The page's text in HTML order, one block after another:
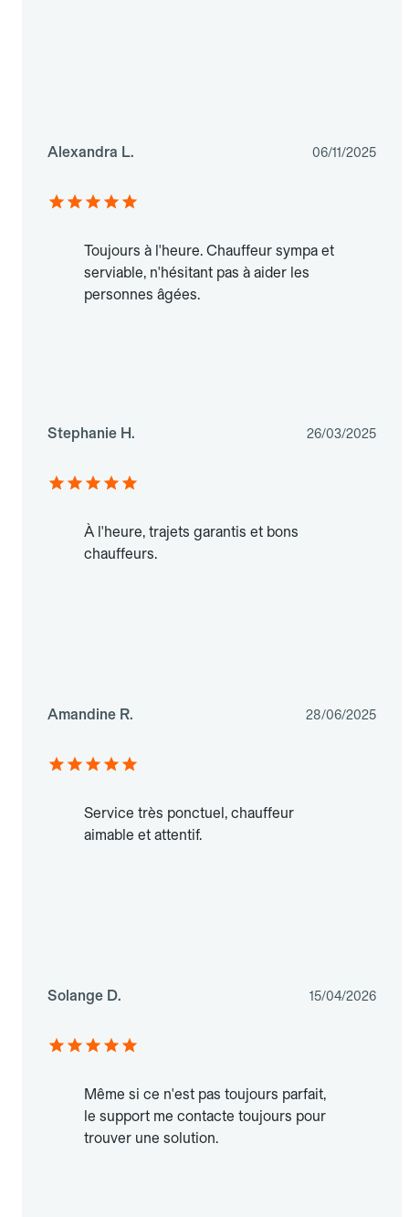
Alexandra L. 06/11/2025
Toujours à l'heure. Chauffeur sympa et
serviable, n'hésitant pas à aider les
personnes âgées.
Stephanie H. 26/03/2025
À l'heure, trajets garantis et bons
chauffeurs.
Amandine R. 28/06/2025
Service très ponctuel, chauffeur
aimable et attentif.
Solange D. 15/04/2026
Même si ce n'est pas toujours parfait,
le support me contacte toujours pour
trouver une solution.